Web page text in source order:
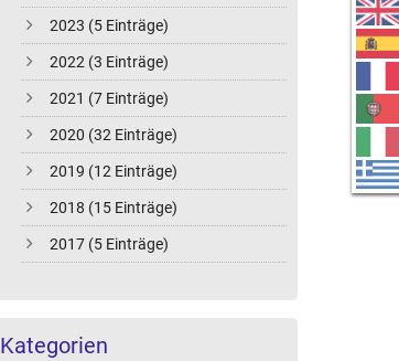
2023 (5 Einträge)
2022 (3 Einträge)
2021 (7 Einträge)
2020 (32 Einträge)
2019 (12 Einträge)
2018 (15 Einträge)
2017 (5 Einträge)
Kategorien